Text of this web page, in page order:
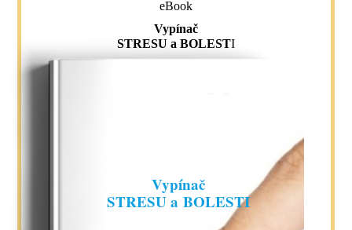
eBook
Vypínač
STRESU a BOLESTI
Vypínač
STRESU a BOLESTI